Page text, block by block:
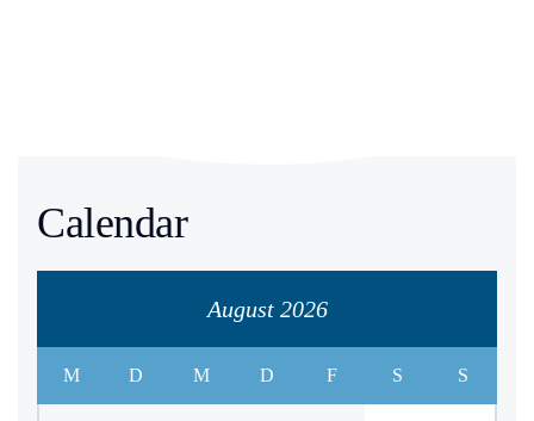
Calendar
August 2026
M D M D F S S